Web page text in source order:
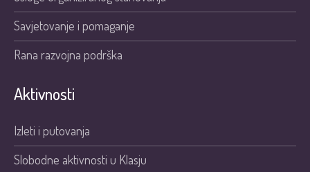
Savjetovanje i pomaganje
Rana razvojna podrška
Aktivnosti
Izleti i putovanja
Slobodne aktivnosti u Klasju